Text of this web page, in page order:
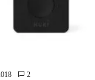
2